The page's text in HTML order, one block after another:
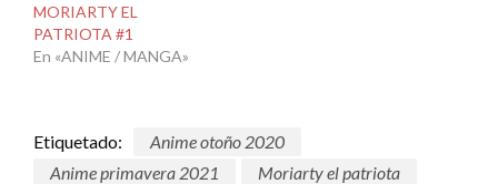
MORIARTY EL
PATRIOTA #1
En «ANIME / MANGA»
Etiquetado:
Anime otoño 2020
Anime primavera 2021
Moriarty el patriota